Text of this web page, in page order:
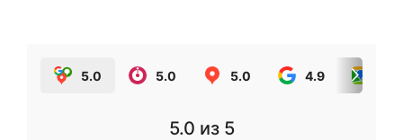
5.0 5.0 5.0 4.9
5.0 из 5